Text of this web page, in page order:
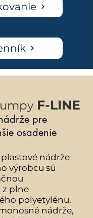
F-LINE
pre
osadenie
nádrže
výrobcu sú
plne
polyetylénu.
nádrže,